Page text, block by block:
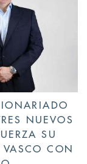
NUEVOS
SU
CON